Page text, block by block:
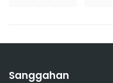
Sanggahan